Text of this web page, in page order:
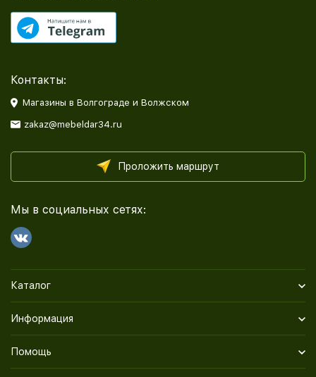
Контакты:
Магазины в Волгограде и Волжском
zakaz@mebeldar34.ru
Проложить маршрут
Мы в социальных сетях:
Каталог
Информация
Помощь